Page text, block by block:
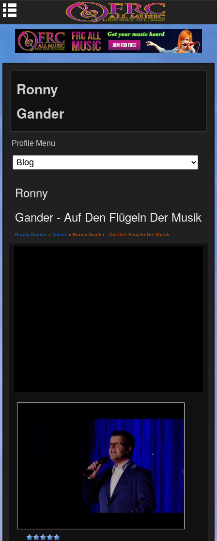
Ronny
Gander
Profile Menu
Ronny
Gander - Auf Den Flügeln Der Musik
Ronny Gander » Videos » Ronny Gander - Auf Den Flügeln Der Musik